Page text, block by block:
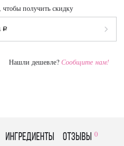
чтобы получить скидку
a
Нашли дешевле? Сообщите нам!
Ингредиенты отзывы 0